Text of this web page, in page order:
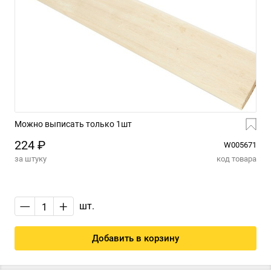
Можно выписать только 1шт
224 ₽
W005671
за штуку
код товара
— + шт.
Добавить в корзину